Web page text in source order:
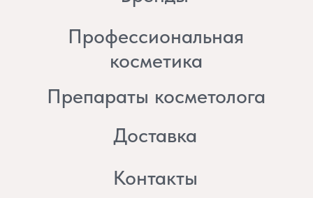
8 (982) 297 07 97
8 (982) 277 07 97